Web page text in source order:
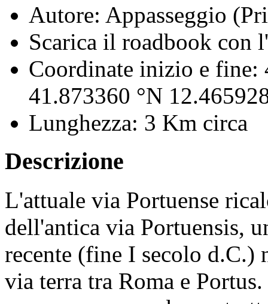
Autore: Appasseggio
Scarica il roadbook con
Coordinate inizio e fine:
41.873360 °N
Lunghezza: 3 Km circa
Descrizione
L'attuale via Portuense
dell'antica via Portuensis,
recente (fine I secolo d.C.)
via terra tra Roma e